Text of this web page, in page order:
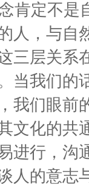
肯定不
人，与自
三层关系
当我们的
我们眼前
文化的共
进行，沟
人的意志